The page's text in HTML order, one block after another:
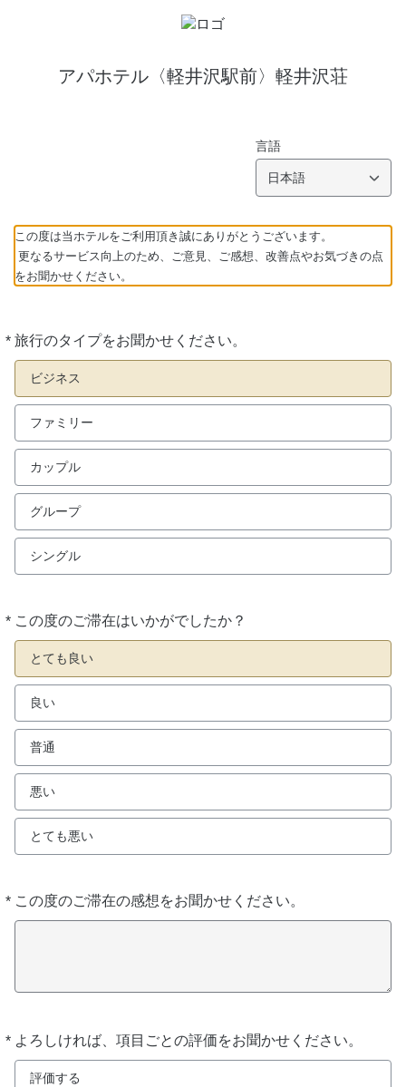
アパホテル〈軽井沢駅前〉軽井沢荘
言語
日本語
この度は当ホテルをご利用頂き誠にありがとうございます。
更なるサービス向上のため、ご意見、ご感想、改善点やお気づきの点
をお聞かせください。
* 旅行のタイプをお聞かせください。
必
須
ビジネス
ファミリー
カップル
グループ
シングル
* この度のご滞在はいかがでしたか？
必
須
とても良い
良い
普通
悪い
とても悪い
* この度のご滞在の感想をお聞かせください。
必
須
* よろしければ、項目ごとの評価をお聞かせください。
必
須
評価する